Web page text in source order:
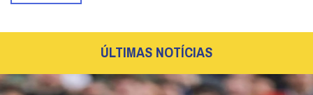
ÚLTIMAS NOTÍCIAS